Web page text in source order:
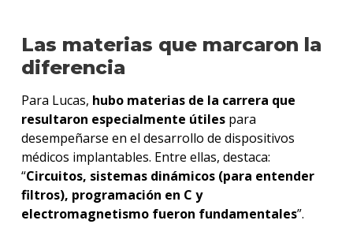
Las materias que marcaron la
diferencia
Para Lucas, hubo materias de la carrera que
resultaron especialmente útilespara
desempeñarse en el desarrollo de dispositivos
médicos implantables. Entre ellas, destaca:
“Circuitos, sistemas dinámicos (para entender
filtros), programación en C y
electromagnetismo fueron fundamentales”.